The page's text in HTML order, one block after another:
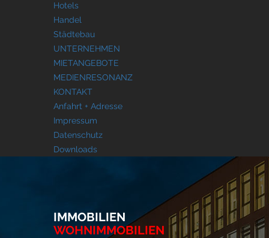
Hotels
Handel
Städtebau
UNTERNEHMEN
MIETANGEBOTE
MEDIENRESONANZ
KONTAKT
Anfahrt + Adresse
Impressum
Datenschutz
Downloads
IMMOBILIEN
WOHNIMMOBILIEN